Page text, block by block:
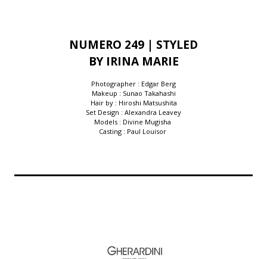
NUMERO 249 | STYLED
BY IRINA MARIE
Photographer : Edgar Berg
Makeup : Sunao Takahashi
Hair by : Hiroshi Matsushita
Set Design : Alexandra Leavey
Models : Divine Mugisha
Casting : Paul Louisor